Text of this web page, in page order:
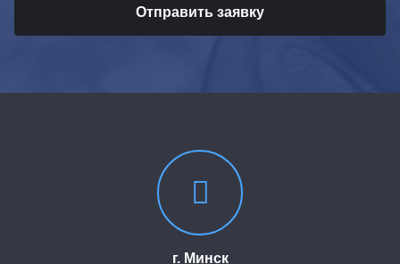
Отправить заявку
г. Минск